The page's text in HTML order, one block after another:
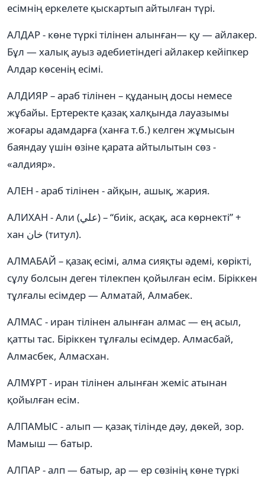
есімнің еркелете қыскартып айтылған түрі.
АЛДАР - көне түркі тілінен алынған— қу — айлакер.
Бұл — халық ауыз әдебиетіндегі айлакер кейіпкер
Алдар көсенің есімі.
АЛДИЯР – араб тілінен – құданың досы немесе
жұбайы. Ертеректе қазақ халқында лауазымы
жоғары адамдарға (ханға т.б.) келген жұмысын
баяндау үшін өзіне қарата айтылытын сөз -
«алдияр».
АЛЕН - араб тілінен - айқын, ашық, жария.
АЛИХАН - Али (علي) – “биік, асқақ, аса көрнекті” +
хан خان (титул).
АЛМАБАЙ – қазақ есімі, алма сияқты әдемі, көрікті,
сұлу болсын деген тілекпен қойылған есім. Біріккен
тұлғалы есімдер — Алматай, Алмабек.
АЛМАС - иран тілінен алынған алмас — ең асыл,
қатты тас. Біріккен тұлғалы есімдер. Алмасбай,
Алмасбек, Алмасхан.
АЛМҰРТ - иран тілінен алынған жеміс атынан
қойылған есім.
АЛПАМЫС - алып — қазақ тілінде дәу, дөкей, зор.
Мамыш — батыр.
АЛПАР - алп — батыр, ар — ер сөзінің көне түркі